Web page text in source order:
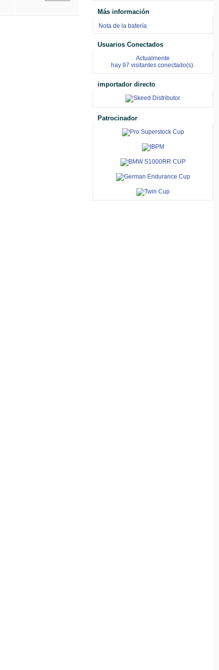
Más información
Nota de la batería
Usuarios Conectados
Actualmente
hay 97 visitantes conectado(s).
importador directo
Patrocinador